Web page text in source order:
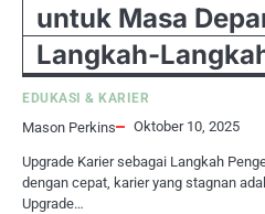
untuk Masa
Langkah-
EDUKASI & KARIER
Mason Perkins Oktober 10, 2025
Upgrade Karier sebagai Langkah
dengan cepat, karier yang stagnan
Upgrade…